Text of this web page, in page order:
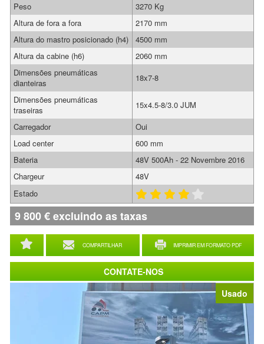
Usado
COMPARTILHAR IMPRIMIR EM FORMATO PDF
Peso
3270 Kg
Altura de fora a fora
2170 mm
Altura do mastro posicionado (h4)
4500 mm
Altura da cabine (h6)
2060 mm
Dimensões pneumáticas
dianteiras
18x7-8
Dimensões pneumáticas
traseiras
15x4.5-8/3.0 JUM
Carregador
Oui
Load center
600 mm
Bateria
48V 500Ah - 22 Novembre 2016
Chargeur
48V
Estado
9 800€excluindo as taxas
CONTATE-NOS